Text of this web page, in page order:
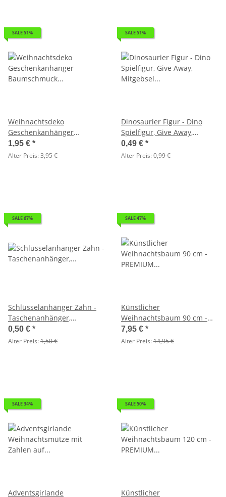
SALE 51%
Weihnachtsdeko
Geschenkanhänger
Baumschmuck
Weihnachtsmann (5er Set) -
1,95 € *
Alter Preis:3,95 €
SALE 51%
Dinosaurier Figur - Dino
Spielfigur, Give Away,
Mitgebsel Kindergeburtstag
0,49 € *
Alter Preis:0,99 €
SALE 67%
Schlüsselanhänger Zahn -
Taschenanhänger,
Anhänger, Figur
0,50 € *
Alter Preis:1,50 €
SALE 47%
Künstlicher
Weihnachtsbaum 90 cm -
PREMIUM QUALITÄT (100
Tips) - Tannenbaum
7,95 € *
Alter Preis:14,95 €
SALE 34%
Adventsgirlande
SALE 50%
Künstlicher